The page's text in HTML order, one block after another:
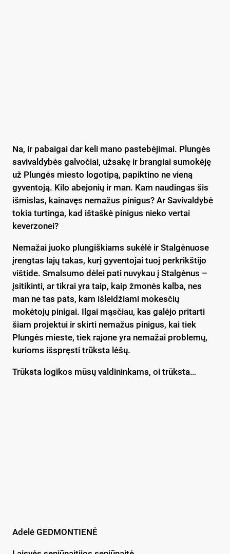
Na, ir pabaigai dar keli mano pastebėjimai. Plungės
savivaldybės galvočiai, užsakę ir brangiai sumokėję
už Plungės miesto logotipą, papiktino ne vieną
gyventoją. Kilo abejonių ir man. Kam naudingas šis
išmislas, kainavęs nemažus pinigus? Ar Savivaldybė
tokia turtinga, kad ištaškė pinigus nieko vertai
keverzonei?
Nemažai juoko plungiškiams sukėlė ir Stalgėnuose
įrengtas lajų takas, kurį gyventojai tuoj perkrikštijo
vištide. Smalsumo dėlei pati nuvykau į Stalgėnus –
įsitikinti, ar tikrai yra taip, kaip žmonės kalba, nes
man ne tas pats, kam išleidžiami mokesčių
mokėtojų pinigai. Ilgai mąsčiau, kas galėjo pritarti
šiam projektui ir skirti nemažus pinigus, kai tiek
Plungės mieste, tiek rajone yra nemažai problemų,
kurioms išspręsti trūksta lėšų.
Trūksta logikos mūsų valdininkams, oi trūksta…
Adelė GEDMONTIENĖ